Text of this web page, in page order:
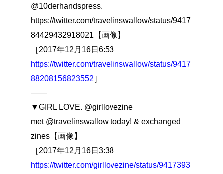
@10derhandspress.
https://twitter.com/travelinswallow/status/9417
84429432918021【画像】
［2017年12月16日6:53
https://twitter.com/travelinswallow/status/9417
88208156823552］
――
▼GIRL LOVE. @girllovezine
met @travelinswallow today! & exchanged
zines【画像】
［2017年12月16日3:38
https://twitter.com/girllovezine/status/9417393